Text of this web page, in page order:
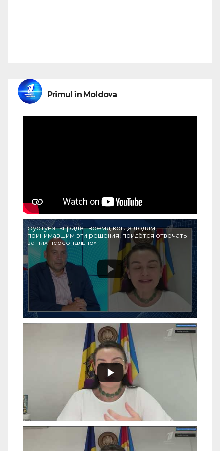
Primul în Moldova
фуртунэ : «придёт время, когда людям,
принимавшим эти решения, придётся отвечать
за них персонально»